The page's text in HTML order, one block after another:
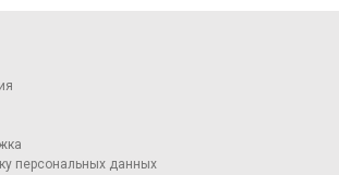
персональных данных